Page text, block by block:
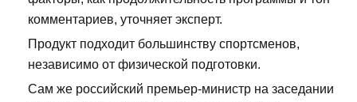
комментариев, уточняет эксперт.
Продукт подходит большинству спортсменов,
независимо от физической подготовки.
Сам же российский премьер-министр на заседании